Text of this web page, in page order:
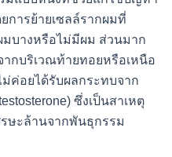
การย้ายเซลล์รากผมที่
บางหรือไม่มีผม ส่วนมาก
กบริเวณท้ายทอยหรือเหนือ
ม่ค่อยได้รับผลกระทบจาก
ซึ่งเป็นสาเหตุ
ษะล้านจากพันธุกรรม